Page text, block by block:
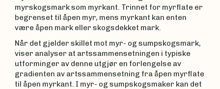
myrskogsmark som myrkant. Trinnet for myrflate er
begrenset til åpen myr, mens myrkant kan enten
være åpen mark eller skogsdekket mark.
Når det gjelder skillet mot myr- og sumpskogsmark,
viser analyser at artssammensetningen i typiske
utforminger av denne utgjør en forlengelse av
gradienten av artssammensetning fra åpen myrflate
til åpen myrkant. I myr- og sumpskogsmaker kan det